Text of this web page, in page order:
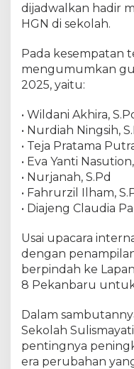
a
a
n
b
a
l
i
a
k
k
a
d
a
K
e
m
u
dijadwalkan hadir
HGN di sekolah.
Pada kesempatan
mengumumkan
2025, yaitu:
• Wildani Akhira,
• Nurdiah Ningsih,
• Teja Pratama
• Eva Yanti
• Nurjanah, S.Pd
• Fahrurzil Ilham,
• Diajeng Claudia
Usai upacara
dengan
berpindah ke
8 Pekanbaru
Dalam
Sekolah
pentingnya
era perubahan